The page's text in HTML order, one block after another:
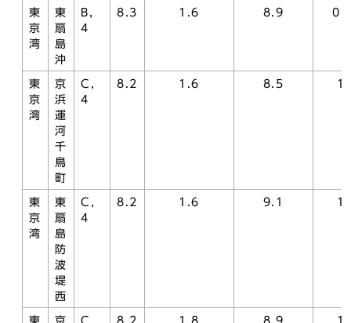
東
京
湾
東
扇
島
沖
B，
4
8.3 1.6 8.9
東
京
湾
京
浜
運
河
千
鳥
町
C，
4
8.2 1.6 8.5
東
京
湾
東
扇
島
防
波
堤
西
C，
4
8.2 1.6 9.1
東
京
C，
8.2 1.8 8.9